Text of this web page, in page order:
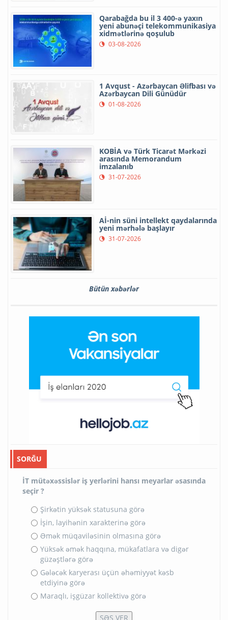
Qarabağda bu il 3 400-ə yaxın
yeni abunəçi telekommunikasiya
xidmətlərinə qoşulub
03-08-2026
1 Avqust - Azərbaycan Əlifbası və
Azərbaycan Dili Günüdür
01-08-2026
KOBİA və Türk Ticarət Mərkəzi
arasında Memorandum
imzalanıb
31-07-2026
Aİ-nin süni intellekt qaydalarında
yeni mərhələ başlayır
31-07-2026
Bütün xəbərlər
SORĞU
İT mütəxəssislər iş yerlərini hansı meyarlar əsasında
seçir ?
Şirkətin yüksək statusuna görə
İşin, layihənin xarakterinə görə
Əmək müqaviləsinin olmasına görə
Yüksək əmək haqqına, mükafatlara və digər
güzəştlərə görə
Gələcək karyerası üçün əhəmiyyət kəsb
etdiyinə görə
Maraqlı, işgüzar kollektivə görə